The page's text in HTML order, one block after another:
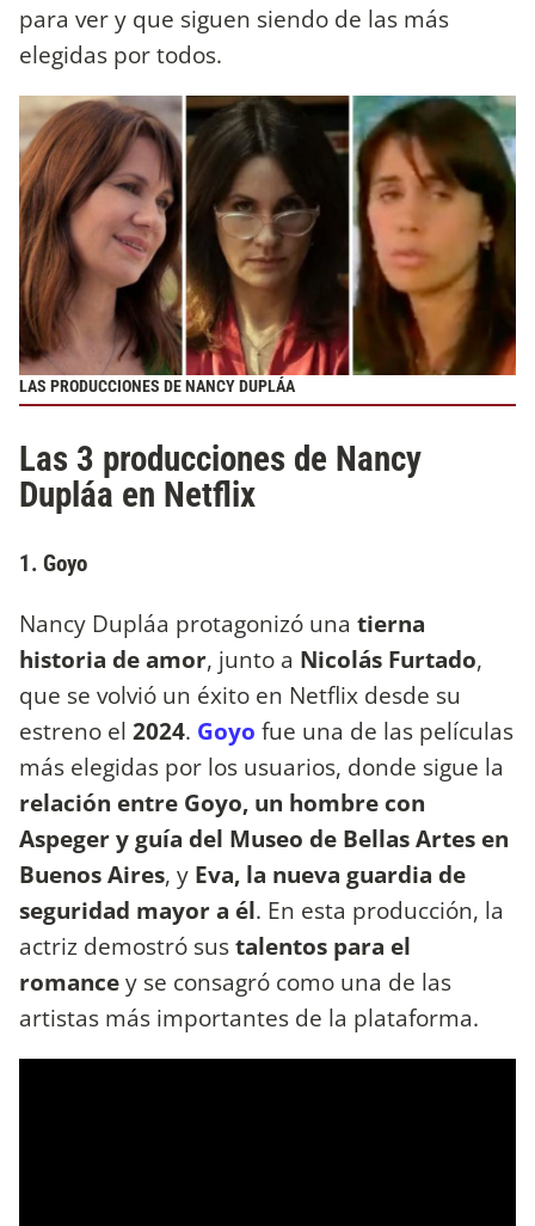
para ver y que siguen siendo de las más
elegidas por todos.
LAS PRODUCCIONES DE NANCY DUPLÁA
Las 3 producciones de Nancy
Dupláa en Netflix
1. Goyo
Nancy Dupláa protagonizó una tierna
historia de amor, junto a Nicolás Furtado,
que se volvió un éxito en Netflix desde su
estreno el 2024. Goyo fue una de las películas
más elegidas por los usuarios, donde sigue la
relación entre Goyo, un hombre con
Aspeger y guía del Museo de Bellas Artes en
Buenos Aires, y Eva, la nueva guardia de
seguridad mayor a él. En esta producción, la
actriz demostró sustalentos para el
romancey se consagró como una de las
artistas más importantes de la plataforma.